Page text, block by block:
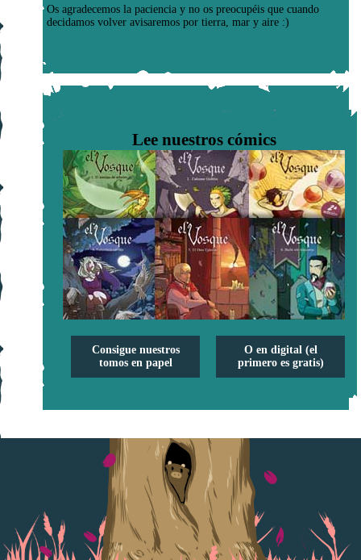
Os agradecemos la paciencia y no os preocupéis que cuando
decidamos volver avisaremos por tierra, mar y aire :)
Lee nuestros cómics
Consigue nuestros
tomos en papel
O en digital (el
primero es gratis)